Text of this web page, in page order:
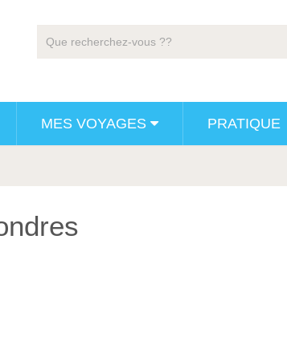
MES VOYAGES PRATIQUE